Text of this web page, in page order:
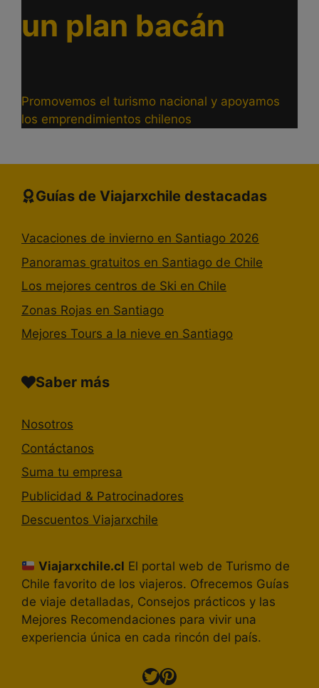
un plan bacán
Promovemos el turismo nacional y apoyamos
los emprendimientos chilenos
Guías de Viajarxchile destacadas
Vacaciones de invierno en Santiago 2026
Panoramas gratuitos en Santiago de Chile
Los mejores centros de Ski en Chile
Zonas Rojas en Santiago
Mejores Tours a la nieve en Santiago
Saber más
Nosotros
Contáctanos
Suma tu empresa
Publicidad & Patrocinadores
Descuentos Viajarxchile
Viajarxchile.cl El portal web de Turismo de
Chile favorito de los viajeros. Ofrecemos Guías
de viaje detalladas, Consejos prácticos y las
Mejores Recomendaciones para vivir una
experiencia única en cada rincón del país.
Twitter
Pinterest